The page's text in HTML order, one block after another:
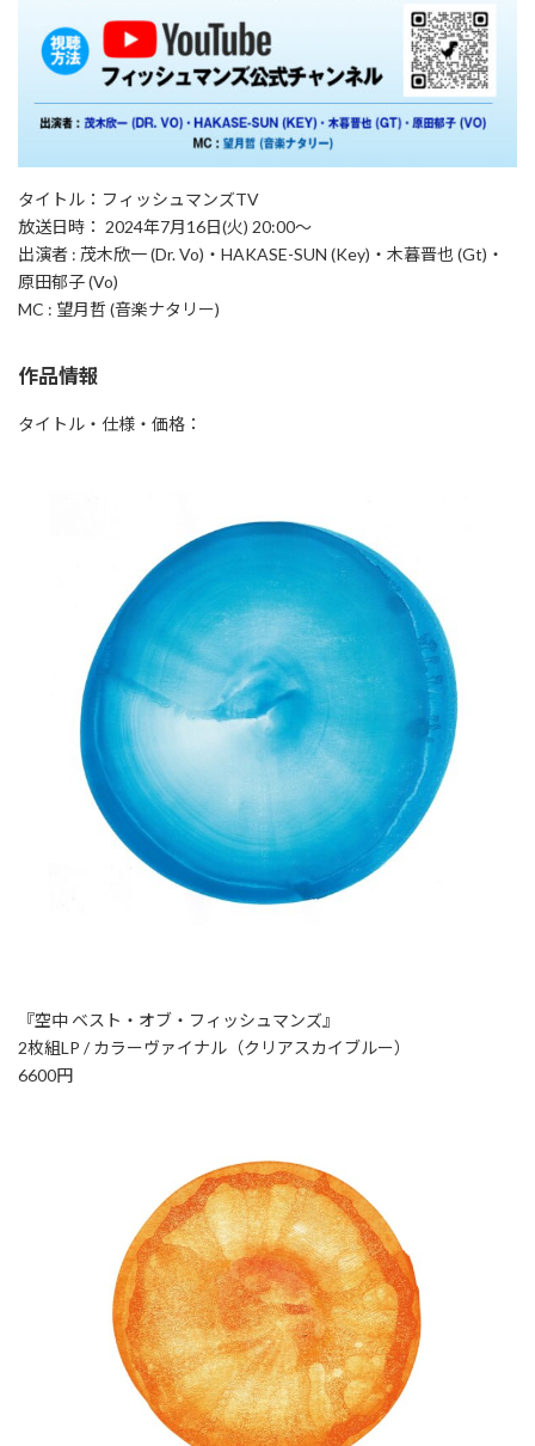
タイトル：フィッシュマンズTV
放送日時： 2024年7月16日(火) 20:00〜
出演者 : 茂木欣一 (Dr. Vo)・HAKASE-SUN (Key)・木暮晋也 (Gt)・
原田郁子 (Vo)
MC : 望月哲 (音楽ナタリー)
作品情報
タイトル・仕様・価格：
『空中 ベスト・オブ・フィッシュマンズ』
2枚組LP / カラーヴァイナル（クリアスカイブルー）
6600円